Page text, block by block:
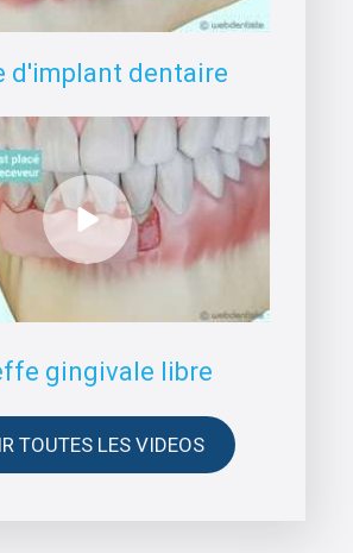
d'implant dentaire
gingivale libre
TOUTES LES VIDEOS